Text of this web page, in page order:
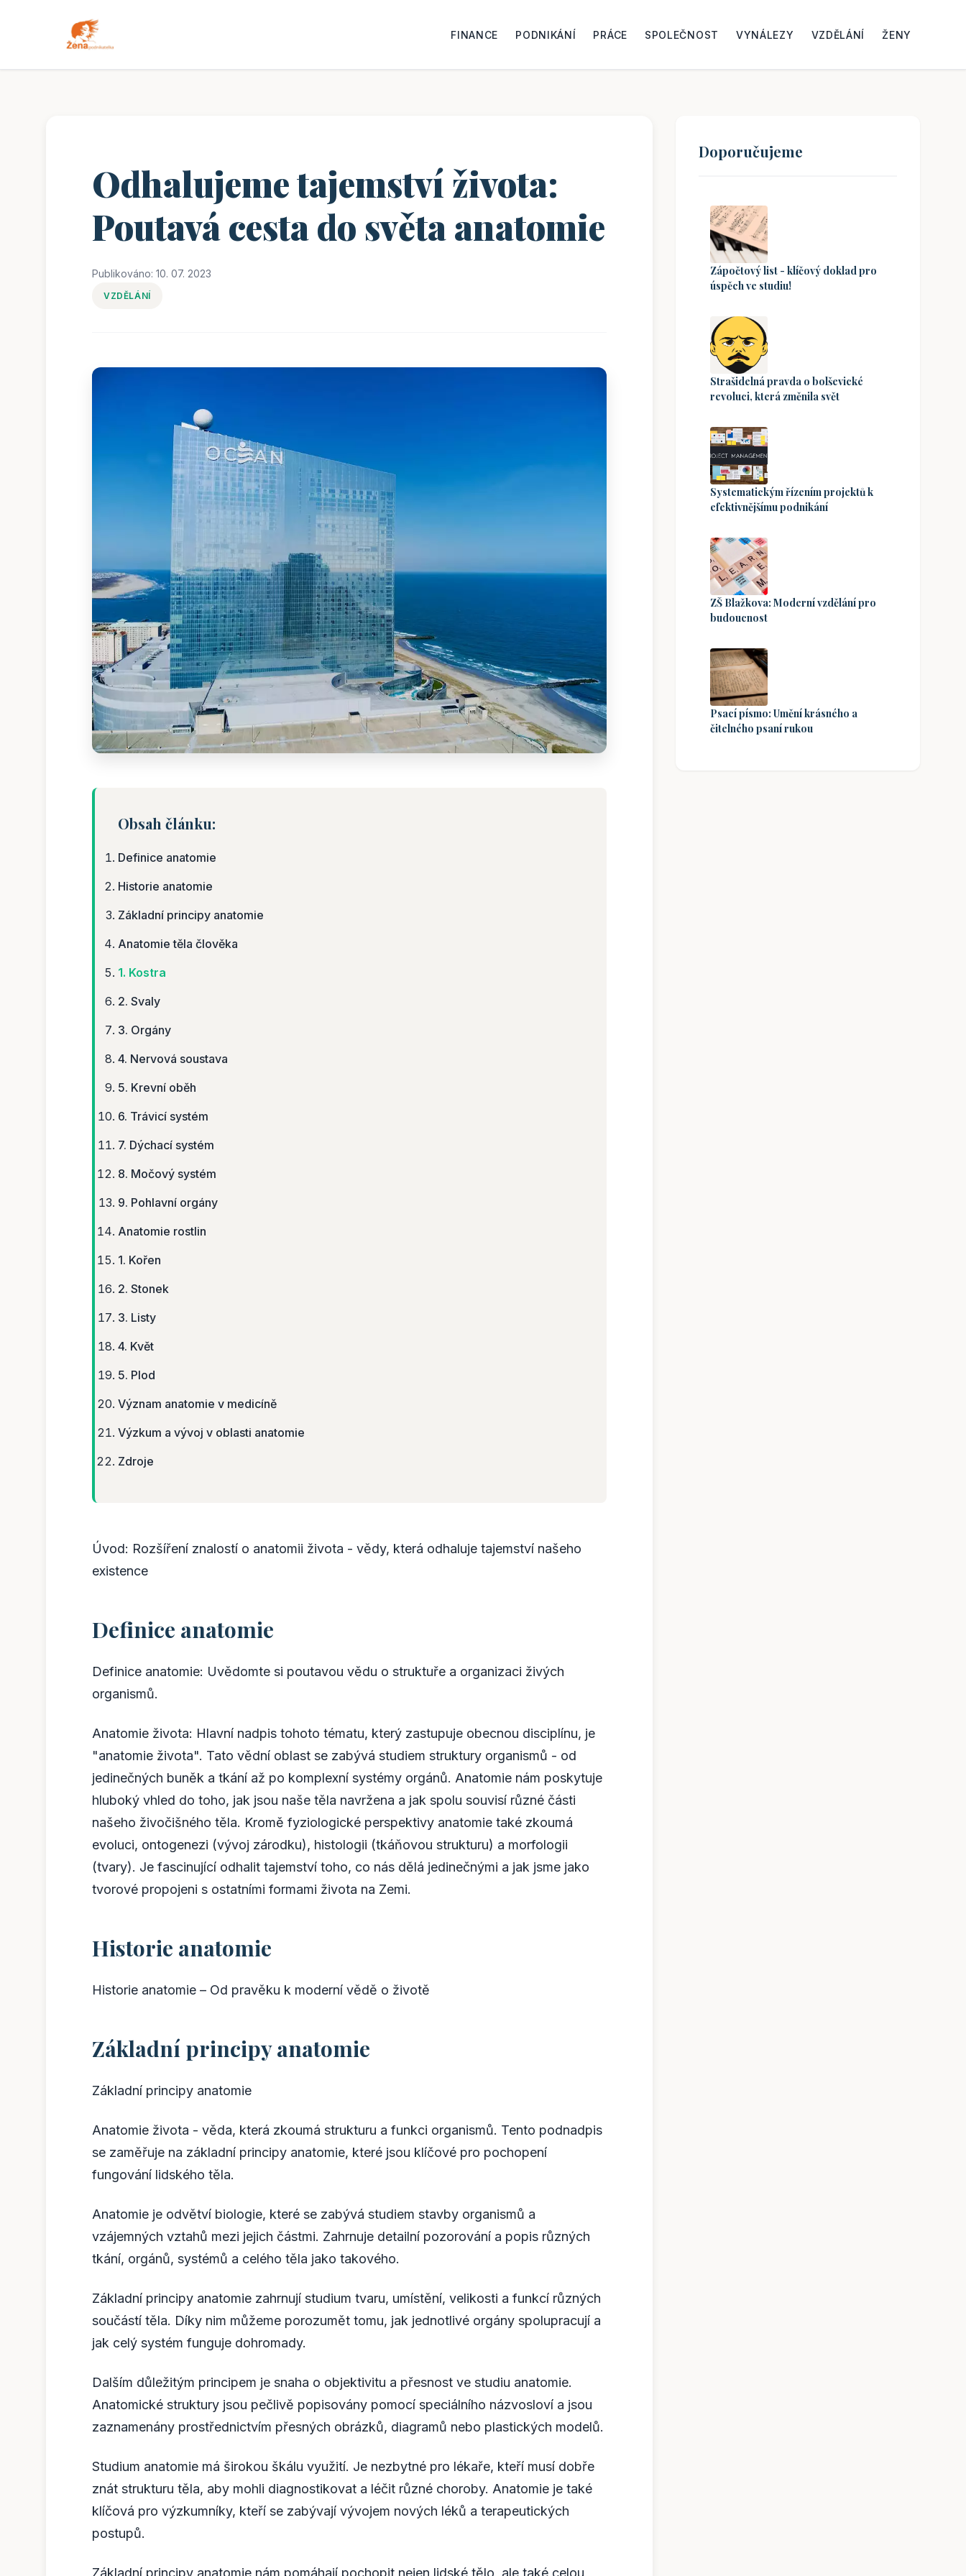
FINANCE PODNIKÁNÍ PRÁCE SPOLEČNOST VYNÁLEZY VZDĚLÁNÍ ŽENY
Odhalujeme tajemství života:
Poutavá cesta do světa anatomie
Publikováno: 10. 07. 2023
VZDĚLÁNÍ
Obsah článku:
Definice anatomie
Historie anatomie
Základní principy anatomie
Anatomie těla člověka
1. Kostra
2. Svaly
3. Orgány
4. Nervová soustava
5. Krevní oběh
6. Trávicí systém
7. Dýchací systém
8. Močový systém
9. Pohlavní orgány
Anatomie rostlin
1. Kořen
2. Stonek
3. Listy
4. Květ
5. Plod
Význam anatomie v medicíně
Výzkum a vývoj v oblasti anatomie
Zdroje
Úvod: Rozšíření znalostí o anatomii života - vědy, která odhaluje tajemství našeho
existence
Definice anatomie
Definice anatomie: Uvědomte si poutavou vědu o struktuře a organizaci živých
organismů.
Anatomie života: Hlavní nadpis tohoto tématu, který zastupuje obecnou disciplínu, je
"anatomie života". Tato vědní oblast se zabývá studiem struktury organismů - od
jedinečných buněk a tkání až po komplexní systémy orgánů. Anatomie nám poskytuje
hluboký vhled do toho, jak jsou naše těla navržena a jak spolu souvisí různé části
našeho živočišného těla. Kromě fyziologické perspektivy anatomie také zkoumá
evoluci, ontogenezi (vývoj zárodku), histologii (tkáňovou strukturu) a morfologii
(tvary). Je fascinující odhalit tajemství toho, co nás dělá jedinečnými a jak jsme jako
tvorové propojeni s ostatními formami života na Zemi.
Historie anatomie
Historie anatomie – Od pravěku k moderní vědě o životě
Základní principy anatomie
Základní principy anatomie
Anatomie života - věda, která zkoumá strukturu a funkci organismů. Tento podnadpis
se zaměřuje na základní principy anatomie, které jsou klíčové pro pochopení
fungování lidského těla.
Anatomie je odvětví biologie, které se zabývá studiem stavby organismů a
vzájemných vztahů mezi jejich částmi. Zahrnuje detailní pozorování a popis různých
tkání, orgánů, systémů a celého těla jako takového.
Základní principy anatomie zahrnují studium tvaru, umístění, velikosti a funkcí různých
součástí těla. Díky nim můžeme porozumět tomu, jak jednotlivé orgány spolupracují a
jak celý systém funguje dohromady.
Dalším důležitým principem je snaha o objektivitu a přesnost ve studiu anatomie.
Anatomické struktury jsou pečlivě popisovány pomocí speciálního názvosloví a jsou
zaznamenány prostřednictvím přesných obrázků, diagramů nebo plastických modelů.
Studium anatomie má širokou škálu využití. Je nezbytné pro lékaře, kteří musí dobře
znát strukturu těla, aby mohli diagnostikovat a léčit různé choroby. Anatomie je také
klíčová pro výzkumníky, kteří se zabývají vývojem nových léků a terapeutických
postupů.
Základní principy anatomie nám pomáhají pochopit nejen lidské tělo, ale také celou
Doporučujeme
Zápočtový list - klíčový doklad pro
úspěch ve studiu!
Strašidelná pravda o bolševické
revoluci, která změnila svět
Systematickým řízením projektů k
efektivnějšímu podnikání
ZŠ Blažkova: Moderní vzdělání pro
budoucnost
Psací písmo: Umění krásného a
čitelného psaní rukou